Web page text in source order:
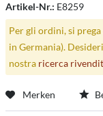
Artikel-Nr.: E8259
Per gli ordini, si prega
in Germania).
nostra ricerca
Merken